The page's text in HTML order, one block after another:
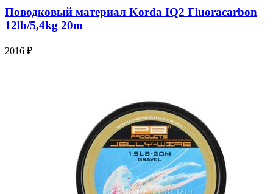
Поводковый материал Korda IQ2 Fluoracarbon
12lb/5,4kg 20m
2016 ₽